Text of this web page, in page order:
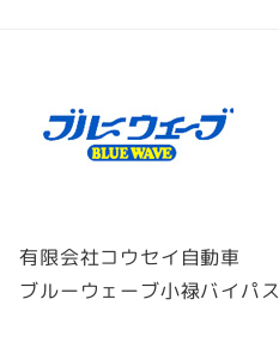
有限会社コウセイ自動車
ブルーウェーブ小禄バイパス